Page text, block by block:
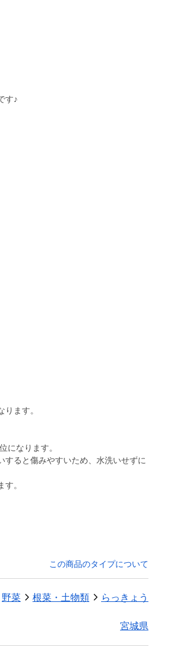
す♪
ます。
になります。
すると傷みやすいため、水洗いせずに
。
この商品のタイプについて
野菜 根菜・土物類 らっきょう
宮城県